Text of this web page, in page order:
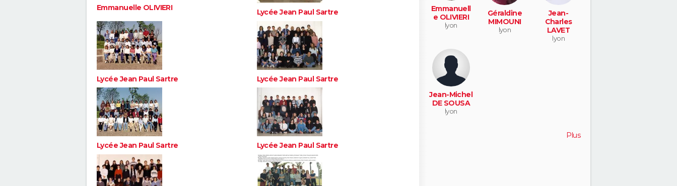
Emmanuelle OLIVIERI Lycée Jean Paul Sartre
Lycée Jean Paul Sartre Lycée Jean Paul Sartre
Lycée Jean Paul Sartre Lycée Jean Paul Sartre
Emmanuell
e OLIVIERI
lyon
Géraldine
MIMOUNI
lyon
Jean-
Charles
LAVET
lyon
Jean-Michel
DE SOUSA
lyon
Plus